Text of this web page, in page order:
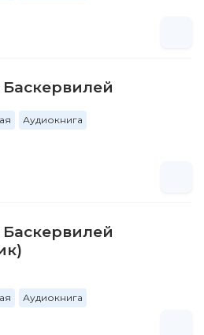
Аудиокнига
Аудиокнига